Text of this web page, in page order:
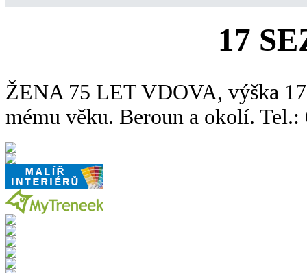
17
ŽENA 75 LET VDOVA, výška
mému věku. Beroun a okolí. Tel.: